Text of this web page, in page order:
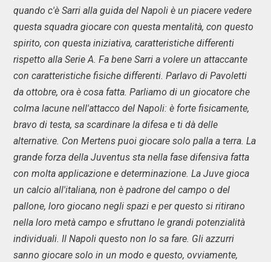
quando c'è Sarri alla guida del Napoli è un piacere vedere
questa squadra giocare con questa mentalità, con questo
spirito, con questa iniziativa, caratteristiche differenti
rispetto alla Serie A. Fa bene Sarri a volere un attaccante
con caratteristiche fisiche differenti. Parlavo di Pavoletti
da ottobre, ora è cosa fatta. Parliamo di un giocatore che
colma lacune nell'attacco del Napoli: è forte fisicamente,
bravo di testa, sa scardinare la difesa e ti dà delle
alternative. Con Mertens puoi giocare solo palla a terra. La
grande forza della Juventus sta nella fase difensiva fatta
con molta applicazione e determinazione. La Juve gioca
un calcio all'italiana, non è padrone del campo o del
pallone, loro giocano negli spazi e per questo si ritirano
nella loro metà campo e sfruttano le grandi potenzialità
individuali. Il Napoli questo non lo sa fare. Gli azzurri
sanno giocare solo in un modo e questo, ovviamente,